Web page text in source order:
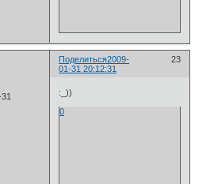
Поделиться 23
2009-
01-31 20:12:31
:_))
0